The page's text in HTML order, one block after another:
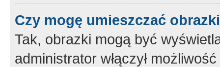
Czy mogę umieszczać
Tak, obrazki mogą być
administrator włączył